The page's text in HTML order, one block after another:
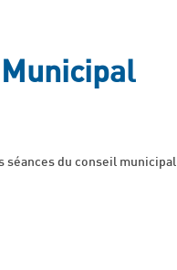
séances du conseil municipal